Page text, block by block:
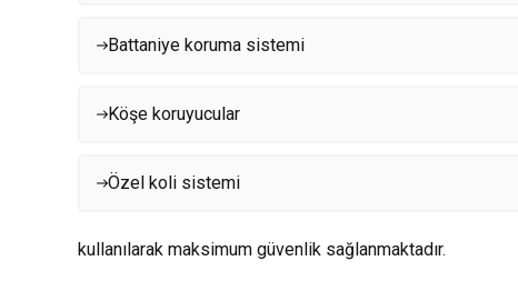
Battaniye koruma sistemi
Köşe koruyucular
Özel koli sistemi
kullanılarak maksimum güvenlik sağlanmaktadır.